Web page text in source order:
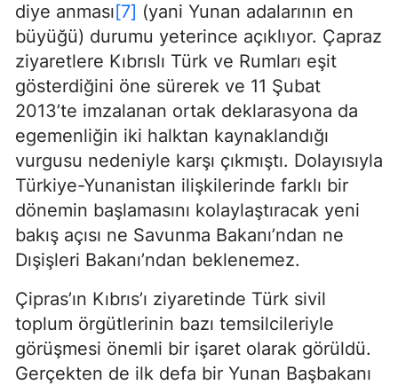
diye anması[7] (yani Yunan adalarının en
büyüğü) durumu yeterince açıklıyor. Çapraz
ziyaretlere Kıbrıslı Türk ve Rumları eşit
gösterdiğini öne sürerek ve 11 Şubat
2013’te imzalanan ortak deklarasyona da
egemenliğin iki halktan kaynaklandığı
vurgusu nedeniyle karşı çıkmıştı. Dolayısıyla
Türkiye-Yunanistan ilişkilerinde farklı bir
dönemin başlamasını kolaylaştıracak yeni
bakış açısı ne Savunma Bakanı’ndan ne
Dışişleri Bakanı’ndan beklenemez.
Çipras’ın Kıbrıs’ı ziyaretinde Türk sivil
toplum örgütlerinin bazı temsilcileriyle
görüşmesi önemli bir işaret olarak görüldü.
Gerçekten de ilk defa bir Yunan Başbakanı